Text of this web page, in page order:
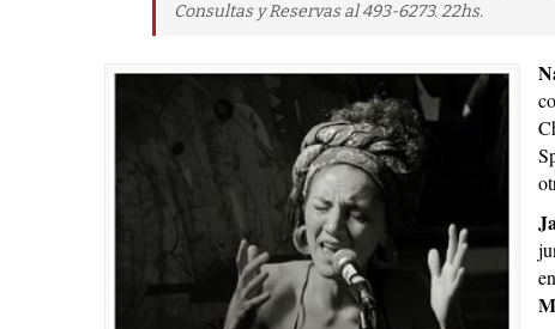
Consultas y Reservas al 493-6273. 22hs.